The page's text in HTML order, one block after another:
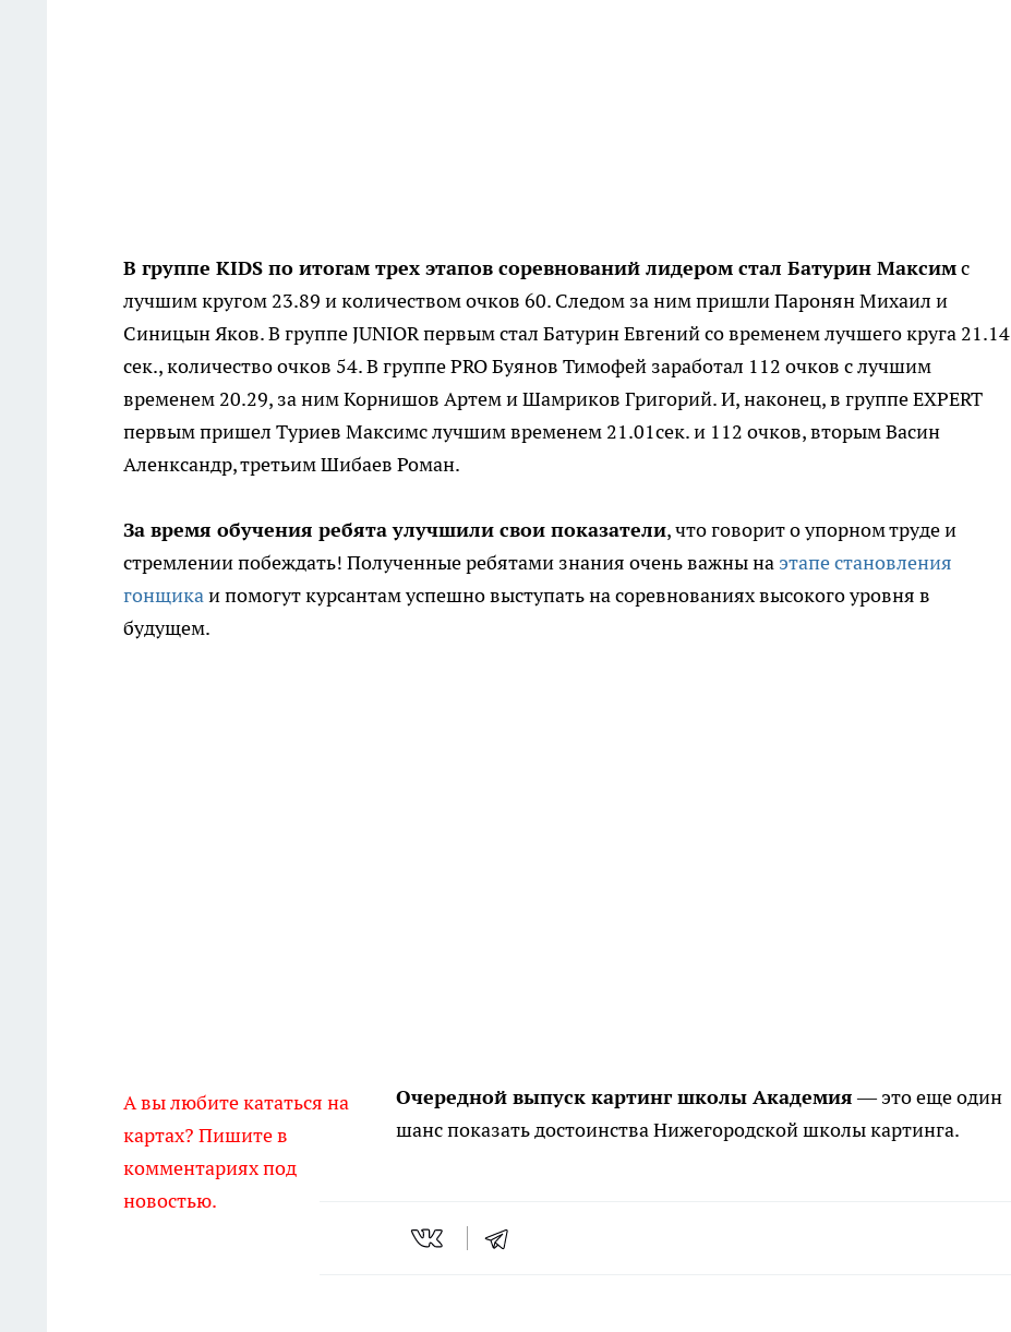
В группе KIDS по итогам трех этапов соревнований лидером стал Батурин Максимс
лучшим кругом 23.89 и количеством очков 60. Следом за ним пришли Паронян Михаил и
Синицын Яков. В группе JUNIOR первым стал Батурин Евгений со временем лучшего круга 21.14
сек., количество очков 54. В группе PRO Буянов Тимофей заработал 112 очков с лучшим
временем 20.29, за ним Корнишов Артем и Шамриков Григорий. И, наконец, в группе EXPERT
первым пришел Туриев Максимс лучшим временем 21.01сек. и 112 очков, вторым Васин
Аленксандр, третьим Шибаев Роман.
За время обучения ребята улучшили свои показатели, что говорит о упорном труде и
стремлении побеждать! Полученные ребятами знания очень важны на этапе становления
гонщикаи помогут курсантам успешно выступать на соревнованиях высокого уровня в
будущем.
А вы любите кататься на
картах? Пишите в
комментариях под
новостью.
Очередной выпуск картинг школы Академия— это еще один
шанс показать достоинства Нижегородской школы картинга.